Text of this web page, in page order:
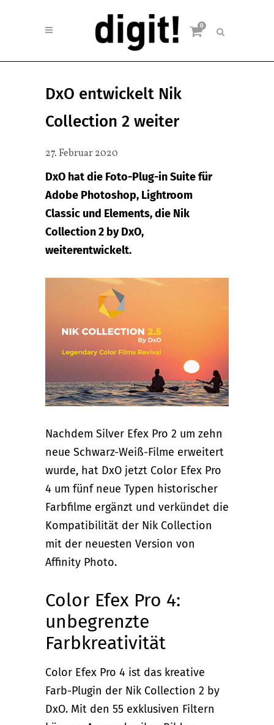
0
DxO entwickelt Nik
Collection 2 weiter
27. Februar 2020
DxO hat die Foto-Plug-in Suite für
Adobe Photoshop, Lightroom
Classic und Elements, die Nik
Collection 2 by DxO,
weiterentwickelt.
Nachdem Silver Efex Pro 2 um zehn
neue Schwarz-Weiß-Filme erweitert
wurde, hat DxO jetzt Color Efex Pro
4 um fünf neue Typen historischer
Farbfilme ergänzt und verkündet die
Kompatibilität der Nik Collection
mit der neuesten Version von
Affinity Photo.
Color Efex Pro 4:
unbegrenzte
Farbkreativität
Color Efex Pro 4 ist das kreative
Farb-Plugin der Nik Collection 2 by
DxO. Mit den 55 exklusiven Filtern